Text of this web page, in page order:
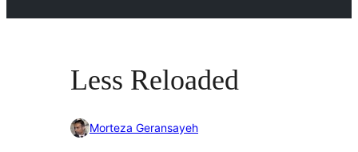
Less Reloaded
Morteza Geransayeh